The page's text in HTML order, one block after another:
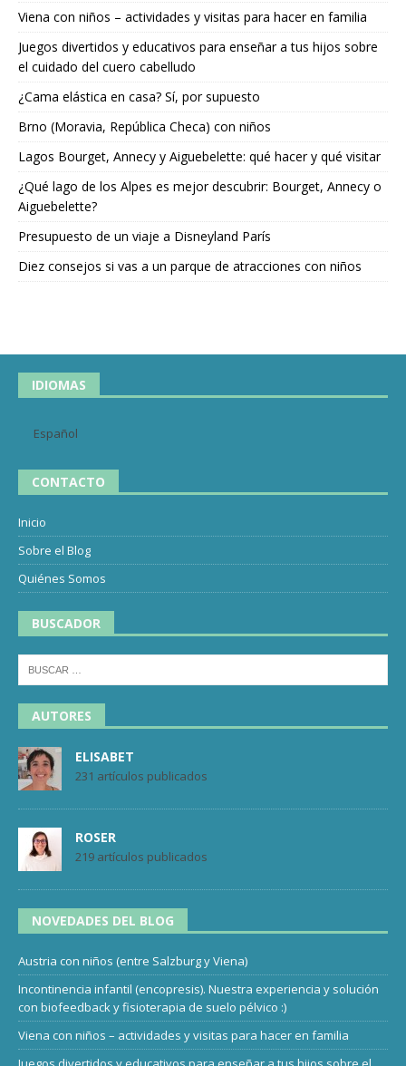
Viena con niños – actividades y visitas para hacer en familia
Juegos divertidos y educativos para enseñar a tus hijos sobre
el cuidado del cuero cabelludo
¿Cama elástica en casa? Sí, por supuesto
Brno (Moravia, República Checa) con niños
Lagos Bourget, Annecy y Aiguebelette: qué hacer y qué visitar
¿Qué lago de los Alpes es mejor descubrir: Bourget, Annecy o
Aiguebelette?
Presupuesto de un viaje a Disneyland París
Diez consejos si vas a un parque de atracciones con niños
IDIOMAS
Español
CONTACTO
Inicio
Sobre el Blog
Quiénes Somos
BUSCADOR
AUTORES
ELISABET
231 artículos publicados
ROSER
219 artículos publicados
NOVEDADES DEL BLOG
Austria con niños (entre Salzburg y Viena)
Incontinencia infantil (encopresis). Nuestra experiencia y solución
con biofeedback y fisioterapia de suelo pélvico :)
Viena con niños – actividades y visitas para hacer en familia